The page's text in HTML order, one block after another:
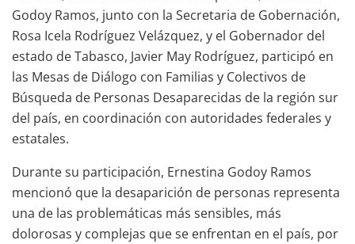
Godoy Ramos, junto con la Secretaria de Gobernación,
Rosa Icela Rodríguez Velázquez, y el Gobernador del
estado de Tabasco, Javier May Rodríguez, participó en
las Mesas de Diálogo con Familias y Colectivos de
Búsqueda de Personas Desaparecidas de la región sur
del país, en coordinación con autoridades federales y
estatales.
Durante su participación, Ernestina Godoy Ramos
mencionó que la desaparición de personas representa
una de las problemáticas más sensibles, más
dolorosas y complejas que se enfrentan en el país, por